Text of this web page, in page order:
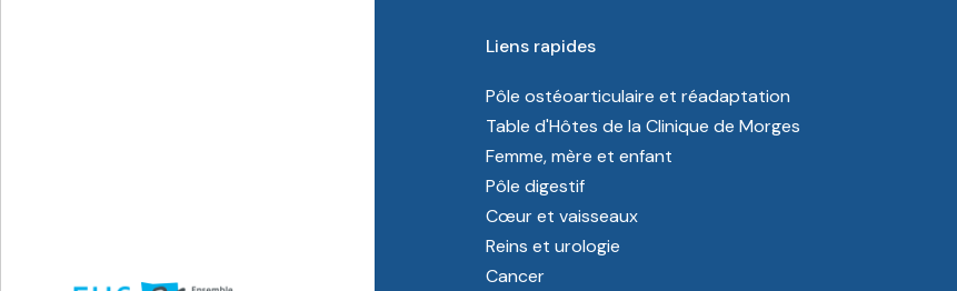
Liens rapides
Pôle ostéoarticulaire et réadaptation
Table d'Hôtes de la Clinique de Morges
Femme, mère et enfant
Pôle digestif
Cœur et vaisseaux
Reins et urologie
Cancer